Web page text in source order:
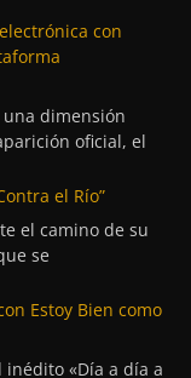
con
una dimensión
oficial, el
el Río”
el camino de su
se
Estoy Bien como
«Día a día a